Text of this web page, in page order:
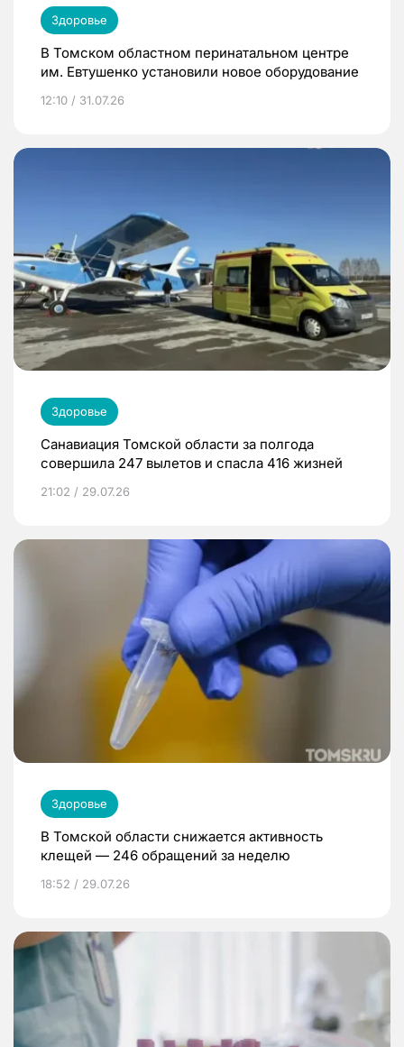
Здоровье
В Томском областном перинатальном центре
им. Евтушенко установили новое оборудование
12:10 / 31.07.26
Здоровье
Санавиация Томской области за полгода
совершила 247 вылетов и спасла 416 жизней
21:02 / 29.07.26
Здоровье
В Томской области снижается активность
клещей — 246 обращений за неделю
18:52 / 29.07.26